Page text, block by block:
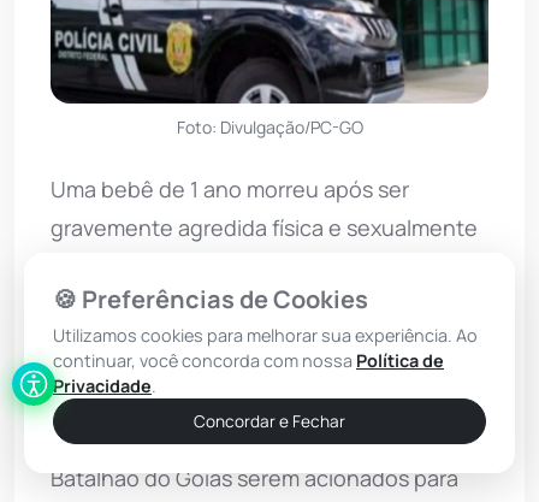
Foto: Divulgação/PC-GO
Uma bebê de 1 ano morreu após ser
gravemente agredida física e sexualmente
Brasília. A criança tinha lesões recentes por
todo o corpo, além de sangramento nas
partes íntimas.
O caso teve início após militares do 19º
Batalhão do Goiás serem acionados para
🍪 Preferências de Cookies
Utilizamos cookies para melhorar sua experiência. Ao
continuar, você concorda com nossa Política de
Privacidade.
Concordar e Fechar